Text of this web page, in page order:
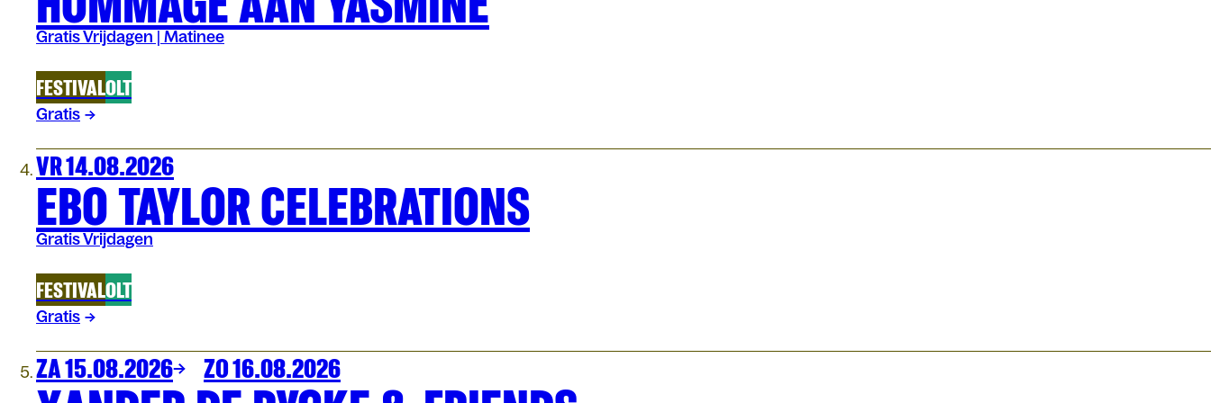
Gratis Vrijdagen | Matinee
FESTIVALOLT
Gratis
VR 14.08.2026
EBO TAYLOR CELEBRATIONS
Gratis Vrijdagen
FESTIVALOLT
Gratis
ZA 15.08.2026 ZO 16.08.2026